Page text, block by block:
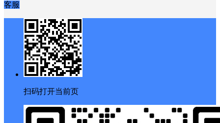
客服
扫码打开当前页